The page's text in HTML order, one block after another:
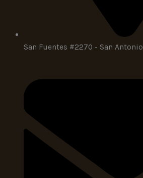
San Fuentes #2270 - San Antonio